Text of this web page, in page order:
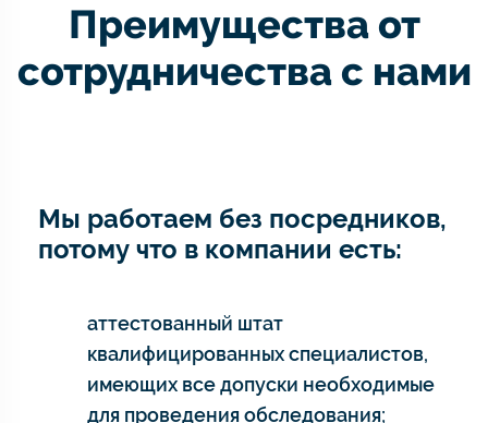
Преимущества от
сотрудничества с нами
Мы работаем без посредников,
потому что в компании есть:
аттестованный штат
квалифицированных специалистов,
имеющих все допуски необходимые
для проведения обследования;